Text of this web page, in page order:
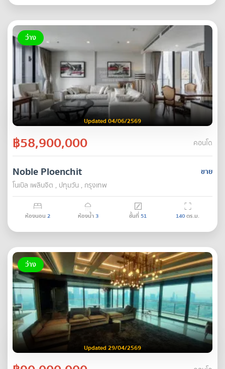
ว่าง
Updated 04/06/2569
฿58,900,000 คอนโด
ขาย
Noble Ploenchit
โนเบิล เพลินจิต , ปทุมวัน , กรุงเทพ
ห้องนอน 2 ห้องน้ำ3 ชั้นที่51 140ตร.ม.
ว่าง
Updated 29/04/2569